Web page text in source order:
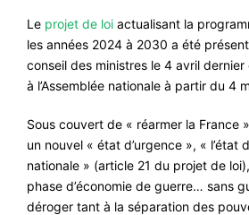
Le projet de loi actualisant la
les années 2024 à 2030 a été
conseil des ministres le 4 avril
à l’Assemblée nationale à partir du 4
Sous couvert de « réarmer la France
un nouvel « état d’urgence », « l’état
nationale » (article 21 du projet de
phase d’économie de guerre… sans
déroger tant à la séparation des